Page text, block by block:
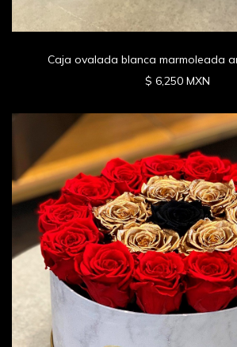
Caja ovalada blanca marmoleada
$ 6,250 MXN